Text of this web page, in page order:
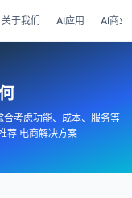
关于我们 AI应用 AI商业
考虑功能、成本、服务等
荐 电商解决方案